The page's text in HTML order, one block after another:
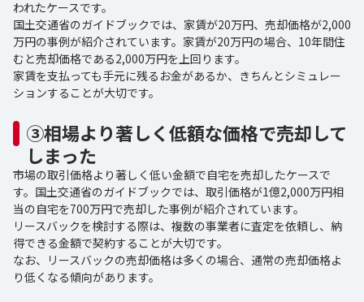
われたケースです。
国土交通省のガイドブックでは、家賃が20万円、売却価格が2,000
万円の事例が紹介されています。家賃が20万円の場合、10年間住
むと売却価格である2,000万円を上回ります。
家賃を支払っても手元に残るお金があるか、きちんとシミュレー
ションすることが大切です。
③相場より著しく低額な価格で売却して
しまった
市場の取引価格より著しく低い金額で自宅を売却したケースで
す。国土交通省のガイドブックでは、取引価格が1億2,000万円相
当の自宅を700万円で売却した事例が紹介されています。
リースバックを検討する際は、複数の事業者に査定を依頼し、納
得できる金額で契約することが大切です。
なお、リースバックの売却価格は多くの場合、通常の売却価格よ
り低くなる傾向があります。